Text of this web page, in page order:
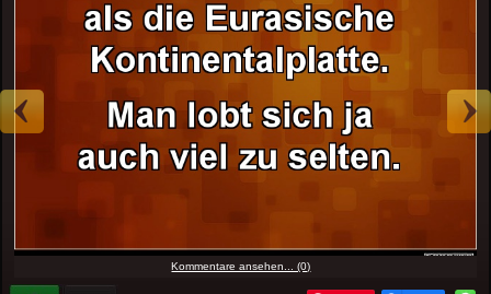
Kommentare ansehen... (0)